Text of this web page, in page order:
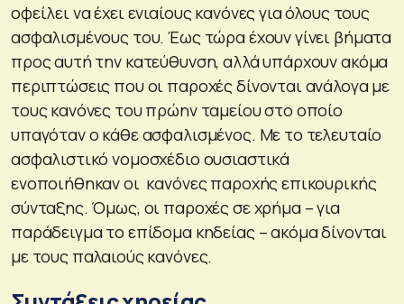
οφείλει να έχει ενιαίους κανόνες για όλους τους
ασφαλισμένους του. Έως τώρα έχουν γίνει βήματα
προς αυτή την κατεύθυνση, αλλά υπάρχουν ακόμα
περιπτώσεις που οι παροχές δίνονται ανάλογα με
τους κανόνες του πρώην ταμείου στο οποίο
υπαγόταν ο κάθε ασφαλισμένος. Με το τελευταίο
ασφαλιστικό νομοσχέδιο ουσιαστικά
ενοποιήθηκαν οι κανόνες παροχής επικουρικής
σύνταξης. Όμως, οι παροχές σε χρήμα – για
παράδειγμα το επίδομα κηδείας – ακόμα δίνονται
με τους παλαιούς κανόνες.